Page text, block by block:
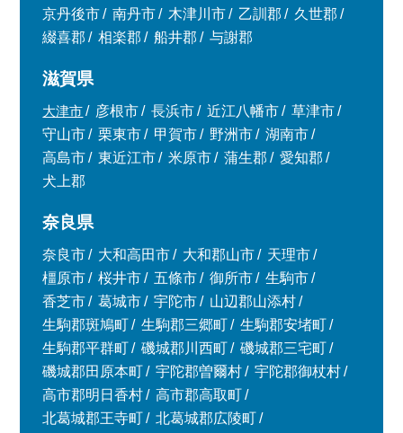
京丹後市
南丹市 木津川市 乙訓郡
久世郡
綴喜郡
相楽郡 船井郡 与謝郡
滋賀県
大津市 彦根市 長浜市 近江八幡市
草津市
守山市
栗東市 甲賀市 野洲市
湖南市
高島市
東近江市 米原市 蒲生郡
愛知郡
犬上郡
奈良県
奈良市 大和高田市 大和郡山市
天理市
橿原市
桜井市 五條市 御所市
生駒市
香芝市
葛城市 宇陀市
山辺郡山添村
生駒郡斑鳩町
生駒郡三郷町
生駒郡安堵町
生駒郡平群町
磯城郡川西町
磯城郡三宅町
磯城郡田原本町
宇陀郡曽爾村
宇陀郡御杖村
高市郡明日香村
高市郡高取町
北葛城郡王寺町
北葛城郡広陵町